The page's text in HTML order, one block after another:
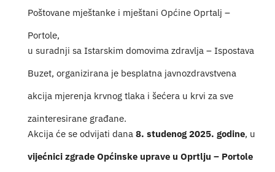
Poštovane mještanke i mještani Općine Oprtalj –
Portole,
u suradnji sa Istarskim domovima zdravlja – Ispostava
Buzet, organizirana je besplatna javnozdravstvena
akcija mjerenja krvnog tlaka i šećera u krvi za sve
zainteresirane građane.
Akcija će se odvijati dana 8. studenog 2025. godine, u
vijećnici zgrade Općinske uprave u Oprtlju – Portole